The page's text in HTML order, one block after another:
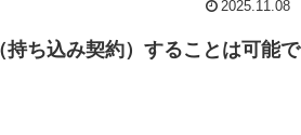
2025.11.08
ち込み契約）することは可能で